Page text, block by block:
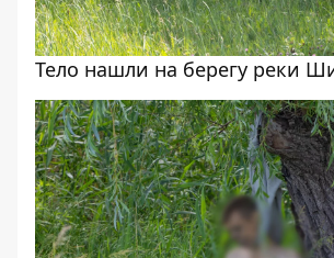
Тело нашли на берегу реки